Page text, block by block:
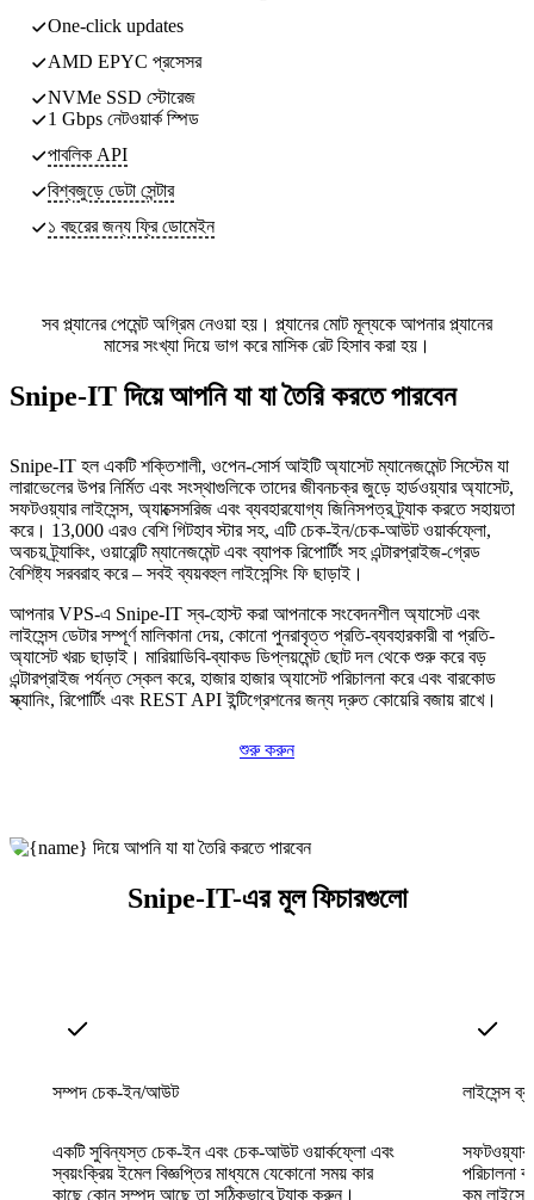
One-click updates
AMD EPYC প্রসেসর
NVMe SSD স্টোরেজ
1 Gbps নেটওয়ার্ক স্পিড
পাবলিক API
বিশ্বজুড়ে ডেটা সেন্টার
১ বছরের জন্য ফ্রি ডোমেইন
সব প্ল্যানের পেমেন্ট অগ্রিম নেওয়া হয়। প্ল্যানের মোট মূল্যকে আপনার প্ল্যানের
মাসের সংখ্যা দিয়ে ভাগ করে মাসিক রেট হিসাব করা হয়।
Snipe-IT দিয়ে আপনি যা যা তৈরি করতে পারবেন
Snipe-IT হল একটি শক্তিশালী, ওপেন-সোর্স আইটি অ্যাসেট ম্যানেজমেন্ট সিস্টেম যা
লারাভেলের উপর নির্মিত এবং সংস্থাগুলিকে তাদের জীবনচক্র জুড়ে হার্ডওয়্যার অ্যাসেট,
সফটওয়্যার লাইসেন্স, অ্যাক্সেসরিজ এবং ব্যবহারযোগ্য জিনিসপত্র ট্র্যাক করতে সহায়তা
করে। 13,000 এরও বেশি গিটহাব স্টার সহ, এটি চেক-ইন/চেক-আউট ওয়ার্কফ্লো,
অবচয় ট্র্যাকিং, ওয়ারেন্টি ম্যানেজমেন্ট এবং ব্যাপক রিপোর্টিং সহ এন্টারপ্রাইজ-গ্রেড
বৈশিষ্ট্য সরবরাহ করে – সবই ব্যয়বহুল লাইসেন্সিং ফি ছাড়াই।
আপনার VPS-এ Snipe-IT স্ব-হোস্ট করা আপনাকে সংবেদনশীল অ্যাসেট এবং
লাইসেন্স ডেটার সম্পূর্ণ মালিকানা দেয়, কোনো পুনরাবৃত্ত প্রতি-ব্যবহারকারী বা প্রতি-
অ্যাসেট খরচ ছাড়াই। মারিয়াডিবি-ব্যাকড ডিপ্লয়মেন্ট ছোট দল থেকে শুরু করে বড়
এন্টারপ্রাইজ পর্যন্ত স্কেল করে, হাজার হাজার অ্যাসেট পরিচালনা করে এবং বারকোড
স্ক্যানিং, রিপোর্টিং এবং REST API ইন্টিগ্রেশনের জন্য দ্রুত কোয়েরি বজায় রাখে।
শুরু করুন
Snipe-IT-এর মূল ফিচারগুলো
সম্পদ চেক-ইন/আউট
একটি সুবিন্যস্ত চেক-ইন এবং চেক-আউট ওয়ার্কফ্লো এবং
স্বয়ংক্রিয় ইমেল বিজ্ঞপ্তির মাধ্যমে যেকোনো সময় কার
কাছে কোন সম্পদ আছে তা সঠিকভাবে ট্র্যাক করুন।
লাইসেন্স
সফটওয়্যার
পরিচালনা
কম